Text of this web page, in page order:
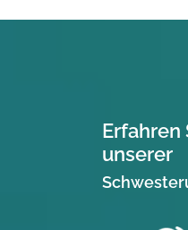
Erfahren
unserer